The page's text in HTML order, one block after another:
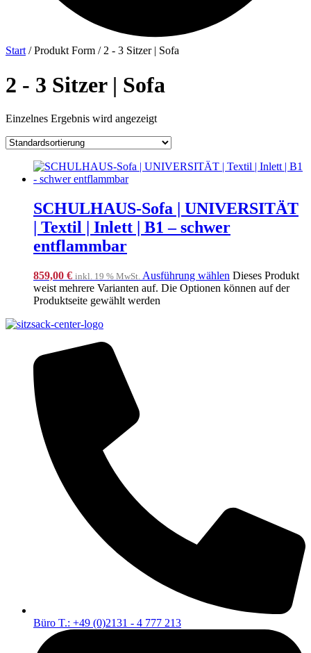
Start / Produkt Form / 2 - 3 Sitzer | Sofa
2 - 3 Sitzer | Sofa
Einzelnes Ergebnis wird angezeigt
SCHULHAUS-Sofa | UNIVERSITÄT
| Textil | Inlett | B1 – schwer
entflammbar
859,00 € inkl. 19 % MwSt. Ausführung wählen Dieses Produkt
weist mehrere Varianten auf. Die Optionen können auf der
Produktseite gewählt werden
Büro T.: +49 (0)2131 - 4 777 213